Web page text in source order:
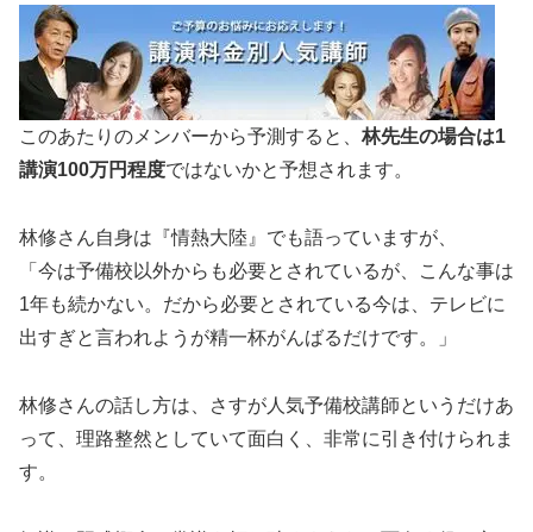
このあたりのメンバーから予測すると、 林先生の場合は1
講演100万円程度ではないかと予想されます。
林修さん自身は『情熱大陸』でも語っていますが、
「今は予備校以外からも必要とされているが、こんな事は
1年も続かない。だから必要とされている今は、テレビに
出すぎと言われようが精一杯がんばるだけです。」
林修さんの話し方は、さすが人気予備校講師というだけあ
って、理路整然としていて面白く、非常に引き付けられま
す。